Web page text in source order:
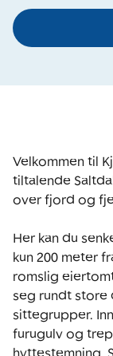
Velkommen til
tiltalende
over fjord og
Her kan du
kun 200 meter
romslig
seg rundt store
sittegrupper.
furugulv og